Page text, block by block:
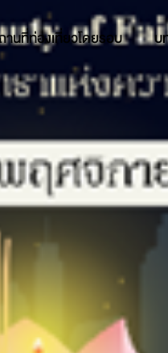
านที่ท่องเที่ยวโดยรอบ บ